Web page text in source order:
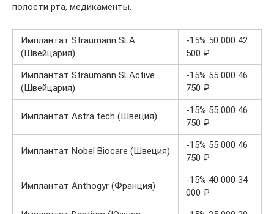
полости рта, медикаменты.
Имплантат Straumann SLA
(Швейцария)
-15% 50 000 42
500 ₽
Имплантат Straumann SLActive
(Швейцария)
-15% 55 000 46
750 ₽
Имплантат Astra tech (Швеция)
-15% 55 000 46
750 ₽
Имплантат Nobel Biocare (Швеция)
-15% 55 000 46
750 ₽
Имплантат Anthogyr (Франция)
-15% 40 000 34
000 ₽